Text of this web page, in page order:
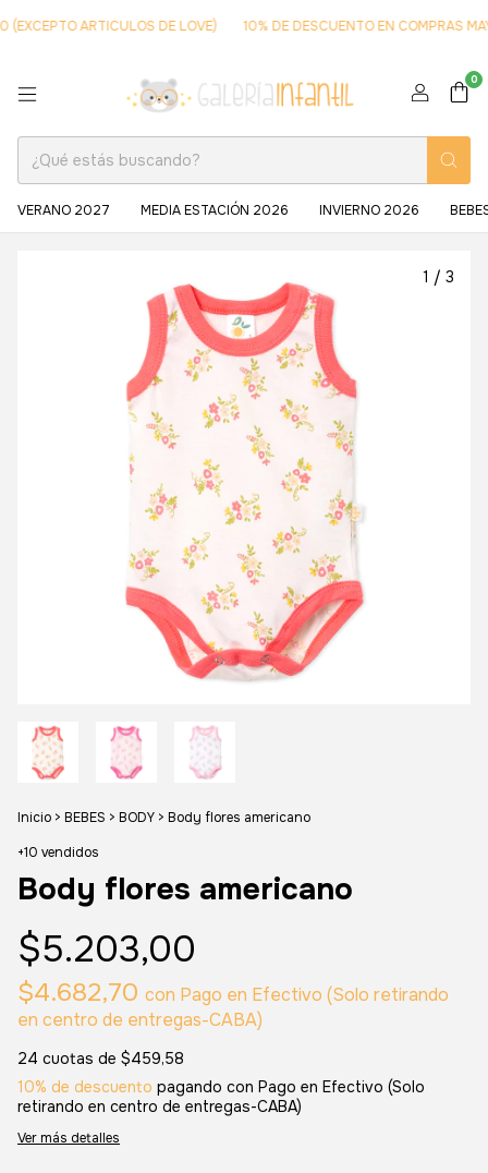
ARTICULOS DE LOVE) 10% DE DESCUENTO EN COMPRAS
0
VERANO 2027 MEDIA ESTACIÓN 2026 INVIERNO 2026
1 / 3
Inicio > BEBES > BODY > Body flores americano
+10 vendidos
Body flores americano
$5.203,00
$4.682,70 con Pago en Efectivo (Solo retirando
en centro de entregas-CABA)
24 cuotas de $459,58
10% de descuento pagando con Pago en Efectivo (Solo
retirando en centro de entregas-CABA)
Ver más detalles